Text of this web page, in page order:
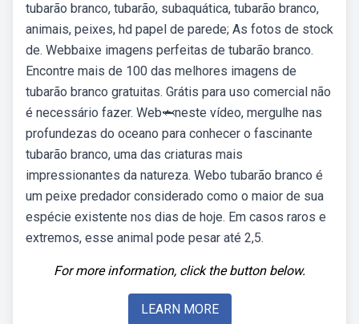
tubarão branco, tubarão, subaquática, tubarão branco,
animais, peixes, hd papel de parede; As fotos de stock
de. Webbaixe imagens perfeitas de tubarão branco.
Encontre mais de 100 das melhores imagens de
tubarão branco gratuitas. Grátis para uso comercial não
é necessário fazer. Web🦈neste vídeo, mergulhe nas
profundezas do oceano para conhecer o fascinante
tubarão branco, uma das criaturas mais
impressionantes da natureza. Webo tubarão branco é
um peixe predador considerado como o maior de sua
espécie existente nos dias de hoje. Em casos raros e
extremos, esse animal pode pesar até 2,5.
For more information, click the button below.
LEARN MORE